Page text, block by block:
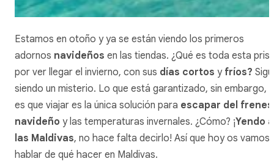
Estamos en otoño y ya se están viendo los primeros
adornos navideños en las tiendas. ¿Qué es toda esta
por ver llegar el invierno, con sus días cortos y fríos?
siendo un misterio. Lo que está garantizado, sin embargo,
es que viajar es la única solución para escapar del
navideño y las temperaturas invernales. ¿Cómo? ¡Yendo a
las Maldivas, no hace falta decirlo! Así que hoy os vamos
hablar de qué hacer en Maldivas.